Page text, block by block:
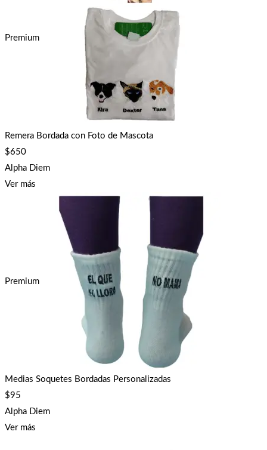
Premium
Remera Bordada con Foto de Mascota
$650
Alpha Diem
Ver más
Premium
Medias Soquetes Bordadas Personalizadas
$95
Alpha Diem
Ver más